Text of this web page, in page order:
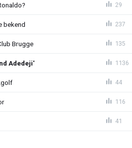
29
bekend 237
Brugge 135
Adedeji' 1136
44
116
41